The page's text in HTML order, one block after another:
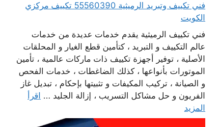
فني تكييف وتبريد الرميثية 55560390 تكييف مركزي
الكويت
فني تكييف الرميثية يقدم خدمات عديدة من خدمات
عالم التكييف و التبريد ، كتأمين قطع الغيار و المحلقات
الأصلية ، توفير أجهزة تكييف ذات ماركات عالمية ، تأمين
الموتورات بأنواعها ، كذلك الضاغطات ، خدمات الفحص
و الصيانة ، تركيب المكيفات و تثبيتها بإحكام ، تبديل غاز
الفريون و حل مشاكل التسريب ، إزالة الجليد ... اقرأ
المزيد